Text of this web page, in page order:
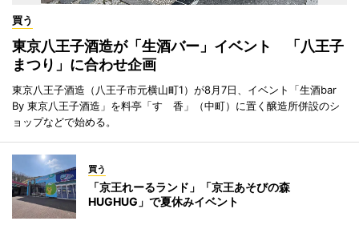
買う
東京八王子酒造が「生酒バー」イベント 「八王子
まつり」に合わせ企画
東京八王子酒造（八王子市元横山町1）が8月7日、イベント「生酒bar
By 東京八王子酒造」を料亭「すゞ香」（中町）に置く醸造所併設のシ
ョップなどで始める。
買う
「京王れーるランド」「京王あそびの森
HUGHUG」で夏休みイベント